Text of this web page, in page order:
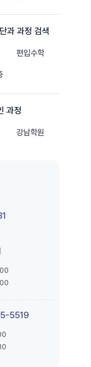
과 과정 검색
편입수학
과정
강남학원
5519